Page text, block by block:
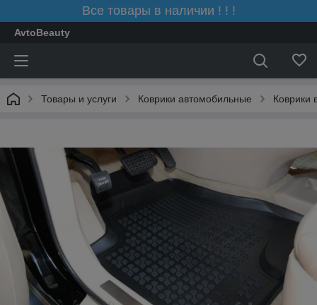
Все товары в наличии ! ! !
AvtoBeauty
Товары и услуги Коврики автомобильные Коврики